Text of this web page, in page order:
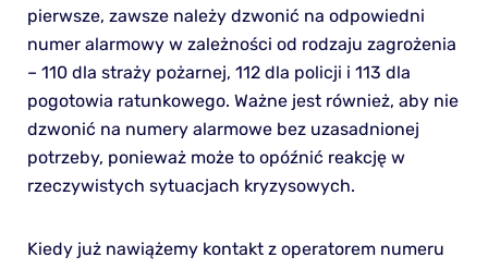
pierwsze, zawsze należy dzwonić na odpowiedni
numer alarmowy w zależności od rodzaju zagrożenia
– 110 dla straży pożarnej, 112 dla policji i 113 dla
pogotowia ratunkowego. Ważne jest również, aby nie
dzwonić na numery alarmowe bez uzasadnionej
potrzeby, ponieważ może to opóźnić reakcję w
rzeczywistych sytuacjach kryzysowych.
Kiedy już nawiążemy kontakt z operatorem numeru